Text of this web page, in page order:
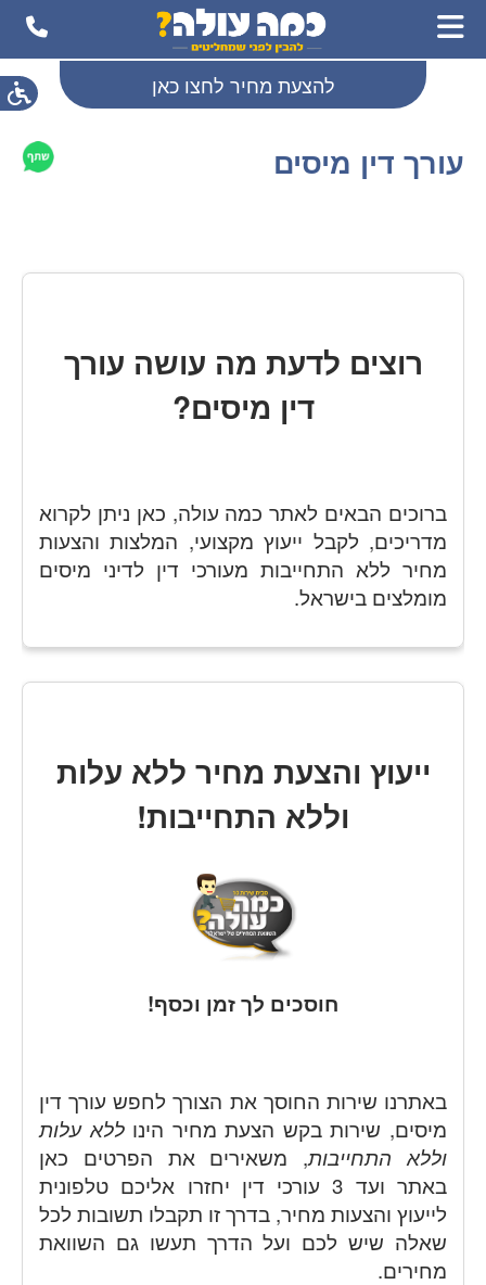
להצעת מחיר לחצו כאן
עורך דין מיסים
רוצים לדעת מה עושה עורך
דין מיסים?
ברוכים הבאים לאתר כמה עולה, כאן ניתן לקרוא
מדריכים, לקבל ייעוץ מקצועי, המלצות והצעות
מחיר ללא התחייבות מעורכי דין לדיני מיסים
מומלצים בישראל.
ייעוץ והצעת מחיר ללא עלות
וללא התחייבות!
חוסכים לך זמן וכסף!
באתרנו שירות החוסך את הצורך לחפש עורך דין
מיסים, שירות בקש הצעת מחיר הינוללא עלות
וללא התחייבות, משאירים את הפרטים כאן
באתר ועד 3 עורכי דין יחזרו אליכם טלפונית
לייעוץ והצעות מחיר, בדרך זו תקבלו תשובות לכל
שאלה שיש לכם ועל הדרך תעשו גם השוואת
מחירים.